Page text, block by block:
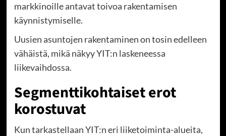
markkinoille antavat toivoa rakentamisen
käynnistymiselle.
Uusien asuntojen rakentaminen on tosin edelleen
vähäistä, mikä näkyy YIT:n laskeneessa
liikevaihdossa.
Segmenttikohtaiset erot
korostuvat
Kun tarkastellaan YIT:n eri liiketoiminta-alueita,